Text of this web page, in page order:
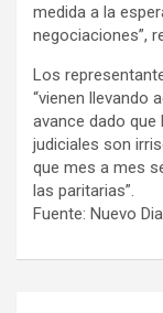
medida a la
negociaciones”,
Los
“vienen llevando
avance dado
judiciales son
que mes a mes
las paritarias”.
Fuente: Nuevo